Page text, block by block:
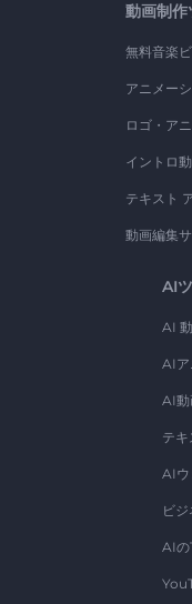
動画制作
無料音楽
アニメー
ロゴ・ア
イントロ
テキスト
動画編集サ
AI
AI
AIア
AI動
テ
AIウ
ビ
AIの